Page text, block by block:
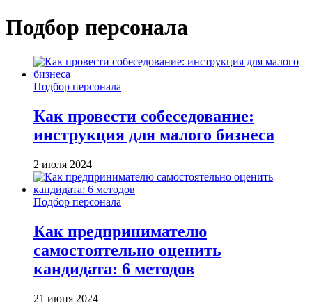
Подбор персонала
Подбор персонала
Как провести собеседование:
инструкция для малого бизнеса
2 июля 2024
Подбор персонала
Как предпринимателю
самостоятельно оценить
кандидата: 6 методов
21 июня 2024